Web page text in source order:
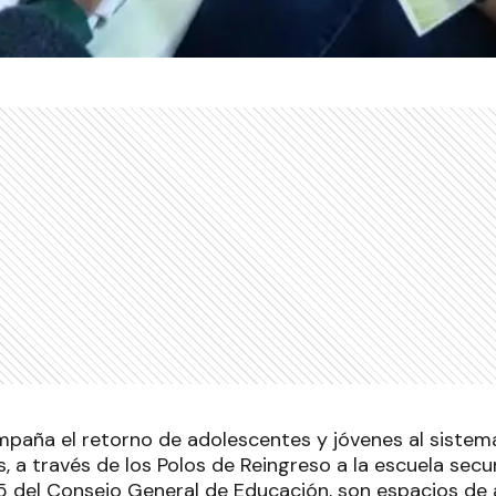
el retorno de adolescentes y jóvenes al
a través de los Polos de Reingreso a la escuela
del Consejo General de Educación, son espacios de